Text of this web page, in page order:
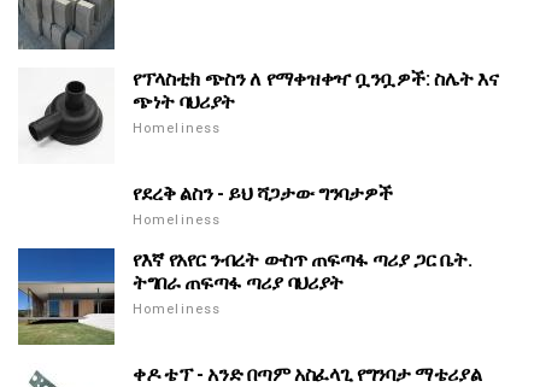
የፕላስቲክ ጭስን ለ የማቀዝቀዣ ቧንቧዎች: ስሌት እና
ጭነት ባህሪያት
Homeliness
የደረቅ ልስን - ይህ ሻጋታው ግንባታዎች
Homeliness
የእኛ የአየር ንብረት ውስጥ ጠፍጣፋ ጣሪያ ጋር ቤት.
ትግበራ ጠፍጣፋ ጣሪያ ባህሪያት
Homeliness
ቀዶ ቴፕ - አንድ በጣም አስፈላጊ የግንባታ ማቴሪያል